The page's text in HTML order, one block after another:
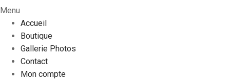
Menu
Accueil
Boutique
Gallerie Photos
Contact
Mon compte